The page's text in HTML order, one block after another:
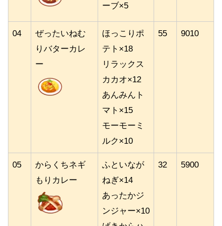
ーブ×5
04
ぜったいねむ
りバターカレ
ー
ほっこりポ
テト×18
リラックス
カカオ×12
あんみんト
マト×15
モーモーミ
ルク×10
55 9010
05
からくちネギ
もりカレー
ふといなが
ねぎ×14
あったかジ
ンジャー×10
32 5900